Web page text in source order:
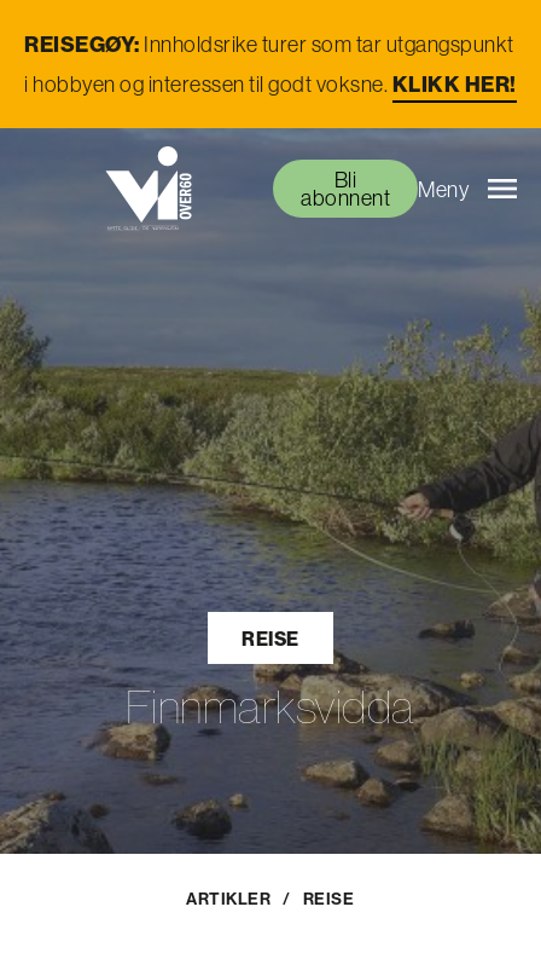
REISEGØY: Innholdsrike turer som tar utgangspunkt
i hobbyen og interessen til godt voksne.KLIKK HER!
Bli
abonnent Meny
REISE
Finnmarksvidda
ARTIKLER / REISE